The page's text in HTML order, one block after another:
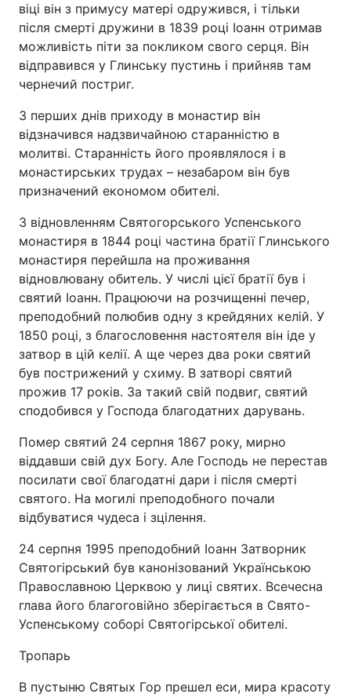
віці він з примусу матері одружився, і тільки
після смерті дружини в 1839 році Іоанн отримав
можливість піти за покликом свого серця. Він
відправився у Глинську пустинь і прийняв там
чернечий постриг.
З перших днів приходу в монастир він
відзначився надзвичайною старанністю в
молитві. Старанність його проявлялося і в
монастирських трудах – незабаром він був
призначений економом обителі.
З відновленням Святогорського Успенського
монастиря в 1844 році частина братії Глинського
монастиря перейшла на проживання
відновлювану обитель. У числі цієї братії був і
святий Іоанн. Працюючи на розчищенні печер,
преподобний полюбив одну з крейдяних келій. У
1850 році, з благословення настоятеля він іде у
затвор в цій келії. А ще через два роки святий
був пострижений у схиму. В затворі святий
прожив 17 років. За такий свій подвиг, святий
сподобився у Господа благодатних дарувань.
Помер святий 24 серпня 1867 року, мирно
віддавши свій дух Богу. Але Господь не перестав
посилати свої благодатні дари і після смерті
святого. На могилі преподобного почали
відбуватися чудеса і зцілення.
24 серпня 1995 преподобний Іоанн Затворник
Святогірський був канонізований Українською
Православною Церквою у лиці святих. Всечесна
глава його благоговійно зберігається в Свято-
Успенському соборі Святогірської обителі.
Тропарь
В пустыню Святых Гор прешел еси, мира красоту